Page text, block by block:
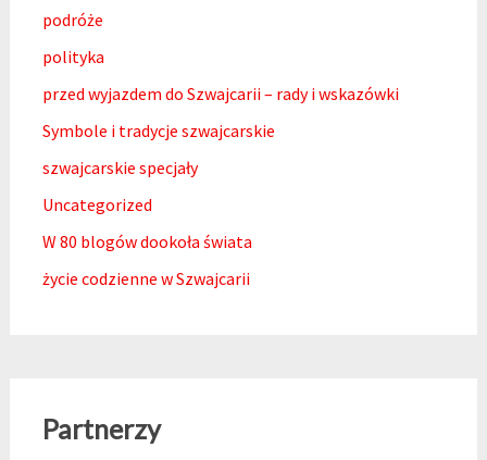
podróże
polityka
przed wyjazdem do Szwajcarii – rady i wskazówki
Symbole i tradycje szwajcarskie
szwajcarskie specjały
Uncategorized
W 80 blogów dookoła świata
życie codzienne w Szwajcarii
Partnerzy